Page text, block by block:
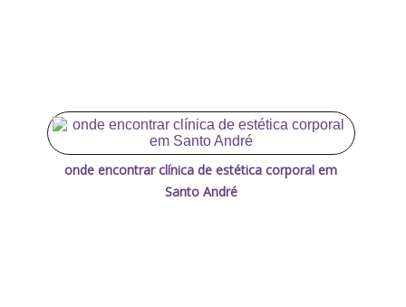
onde encontrar clínica de estética corporal em
Santo André